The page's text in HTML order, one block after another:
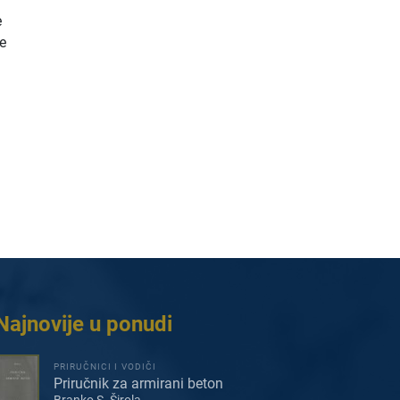
u ponudi
PRIRUČNICI I VODIČI
Priručnik za armirani beton